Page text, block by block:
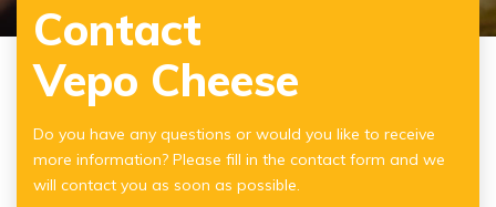
Contact
Vepo Cheese
Do you have any questions or would you like to receive
more information? Please fill in the contact form and we
will contact you as soon as possible.